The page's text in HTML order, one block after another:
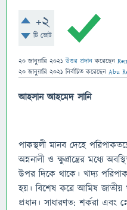
+2
টি ভোট
20 জানুয়ারি 2021 উত্তর প্রদান করেছেন
20 জানুয়ারি 2021 নির্বাচিত করেছেন Abu
আহসান আহমেদ সানি
পাকস্থলী মানব দেহে
অন্ননালী ও ক্ষুদ্রান্ত্রের মধ্যে
উপর দিকে থাকে। খাদ্য
হয়। বিশেষ করে আমিষ জাতীয়
প্রধান। সাধারণত: শর্করা এবং